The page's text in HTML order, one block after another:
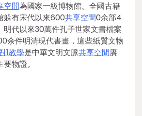
空間為國家一級博物館、全國古籍
躲有宋代以來600共享空間0余部4
明代以來30萬件孔子世家文書檔案
余件明清現代書畫，這些紙質文物
1教學是中華文明文脈共享空間賡
物證。